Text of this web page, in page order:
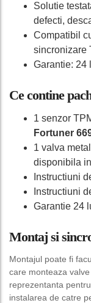
Solutie
defecti,
Compatibil
sincronizare
Garantie: 24
Ce contine
1 senzor
Fortuner
1 valva
disponibila
Instructiuni
Instructiuni
Garantie 24
Montaj si
Montajul poate fi
care monteaza
reprezentanta
instalarea de catre